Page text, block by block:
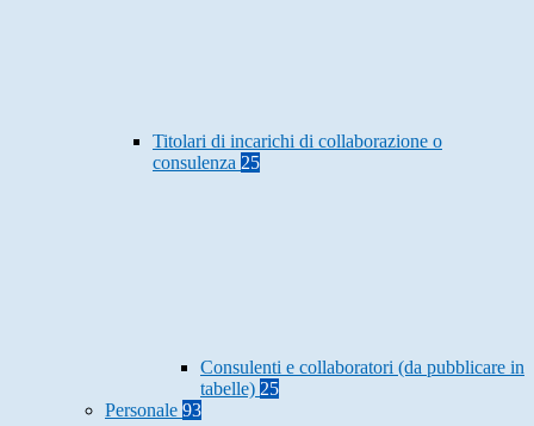
Titolari di incarichi di collaborazione o
consulenza 25
Consulenti e collaboratori (da pubblicare in
tabelle) 25
Personale 93